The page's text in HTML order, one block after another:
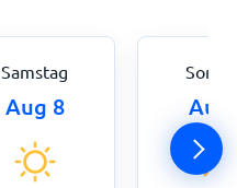
Samstag
Aug 8 Aug